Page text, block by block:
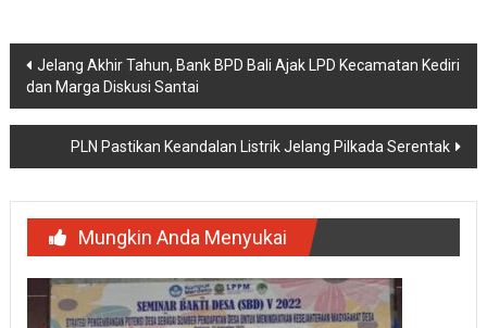
Navigasi
pos
Jelang Akhir Tahun, Bank BPD Bali Ajak LPD Kecamatan Kediri
dan Marga Diskusi Santai
PLN Pastikan Keandalan Listrik Jelang Pilkada Serentak
Mungkin Anda Menyukai